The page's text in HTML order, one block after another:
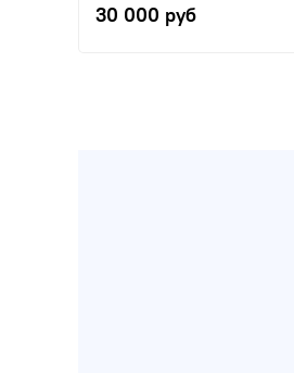
30 000 руб